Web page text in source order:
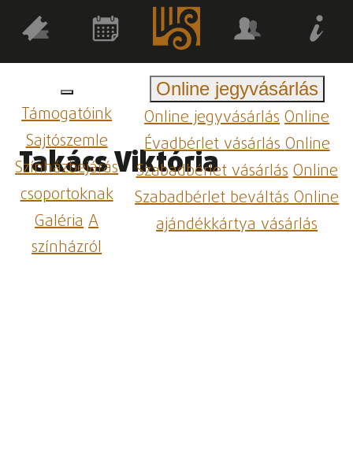
Támogatóink
Sajtószemle
Színházbejárás
csoportoknak
GalériaA
színházról
Online jegyvásárlás
Online jegyvásárlásOnline
Évadbérlet vásárlásOnline
Szabadbérlet vásárlásOnline
Szabadbérlet beváltásOnline
ajándékkártya vásárlás
Takács Viktória